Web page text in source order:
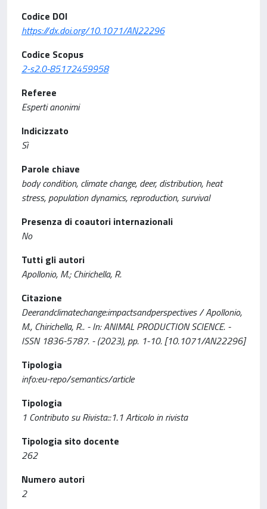
Codice DOI
https://dx.doi.org/10.1071/AN22296
Codice Scopus
2-s2.0-85172459958
Referee
Esperti anonimi
Indicizzato
Sì
Parole chiave
body condition, climate change, deer, distribution, heat
stress, population dynamics, reproduction, survival
Presenza di coautori internazionali
No
Tutti gli autori
Apollonio, M.; Chirichella, R.
Citazione
Deerandclimatechange:impactsandperspectives / Apollonio,
M., Chirichella, R.. - In: ANIMAL PRODUCTION SCIENCE. -
ISSN 1836-5787. - (2023), pp. 1-10. [10.1071/AN22296]
Tipologia
info:eu-repo/semantics/article
Tipologia
1 Contributo su Rivista::1.1 Articolo in rivista
Tipologia sito docente
262
Numero autori
2